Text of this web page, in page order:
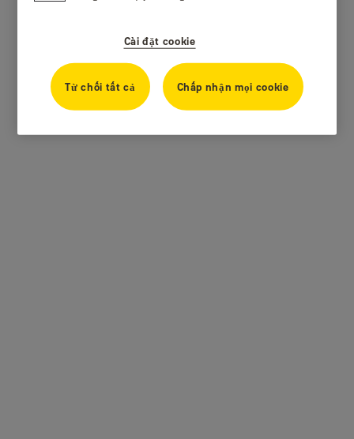
Cài đặt cookie
Từ chối tất cả Chấp nhận mọi cookie